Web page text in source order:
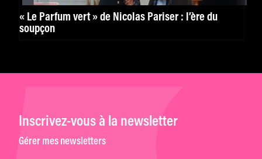
« Le Parfum vert » de Nicolas Pariser : l’ère du
soupçon
Inscrivez-vous à la newsletter
Gérer mes newsletters